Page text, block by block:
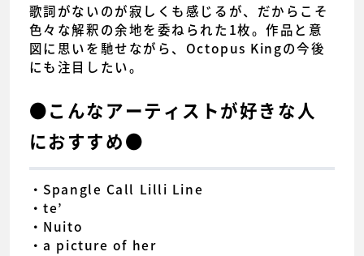
歌詞がないのが寂しくも感じるが、だからこそ
色々な解釈の余地を委ねられた1枚。作品と意
図に思いを馳せながら、Octopus Kingの今後
にも注目したい。
●こんなアーティストが好きな人
におすすめ●
・Spangle Call Lilli Line
・te’
・Nuito
・a picture of her